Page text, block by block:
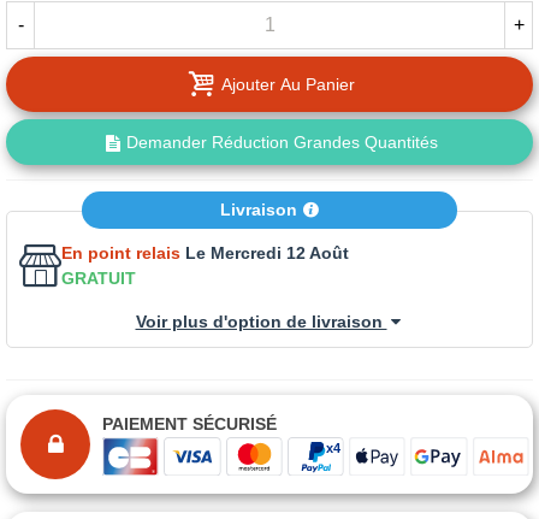
- +
Ajouter Au Panier
Demander Réduction Grandes Quantités
Livraison
En point relais Le Mercredi 12 Août
GRATUIT
Voir plus d'option de livraison
PAIEMENT SÉCURISÉ